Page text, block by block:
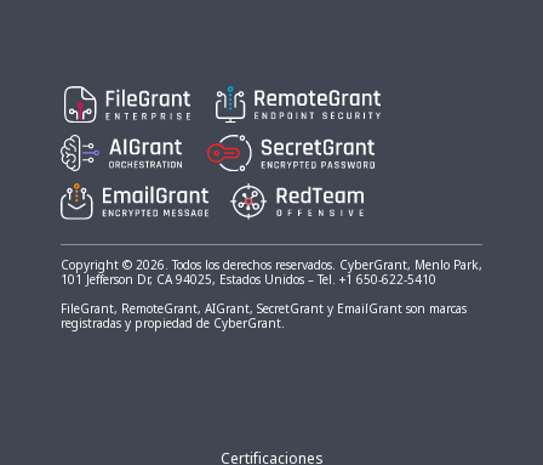
Copyright © 2026. Todos los derechos reservados. CyberGrant, Menlo Park,
101 Jefferson Dr, CA 94025, Estados Unidos – Tel. +1 650-622-5410
FileGrant, RemoteGrant, AIGrant, SecretGrant y EmailGrant son marcas
registradas y propiedad de CyberGrant.
Certificaciones